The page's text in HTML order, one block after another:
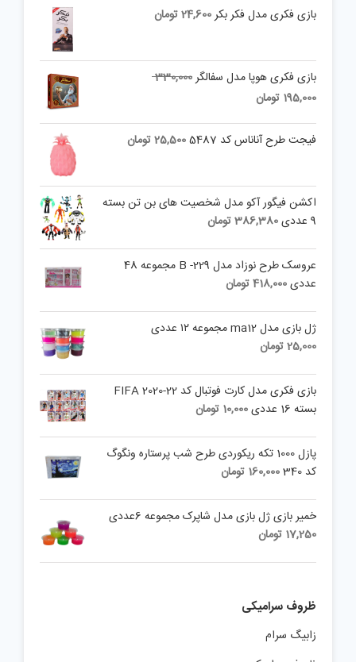
بازی فکری مدل فکر بکر24,600تومان
بازی فکری هوپا مدل سفالگر330,000
Original
330,000 تومان.
195,000 تومان
is:
195,000 تومان.
فیجت طرح آناناس کد 5487 25,500تومان
اکشن فیگور آکو مدل شخصیت های بن تن بسته
9 عددی
386,380تومان
عروسک طرح نوزاد مدل B -229 مجموعه 48
عددی418,000تومان
ژل بازی مدل ma12 مجموعه ۱۲ عددی
25,000تومان
بازی فکری مدل کارت فوتبال کد FIFA 2020-22
بسته 16 عددی
10,000 تومان
پازل 1000 تکه ریکوردی طرح شب پرستاره ونگوگ
کد 340
160,000 تومان
خمیر بازی ژل بازی مدل شاپرک مجموعه 6عددی
17,250 تومان
ظروف سرامیکی
زابیگ سرام